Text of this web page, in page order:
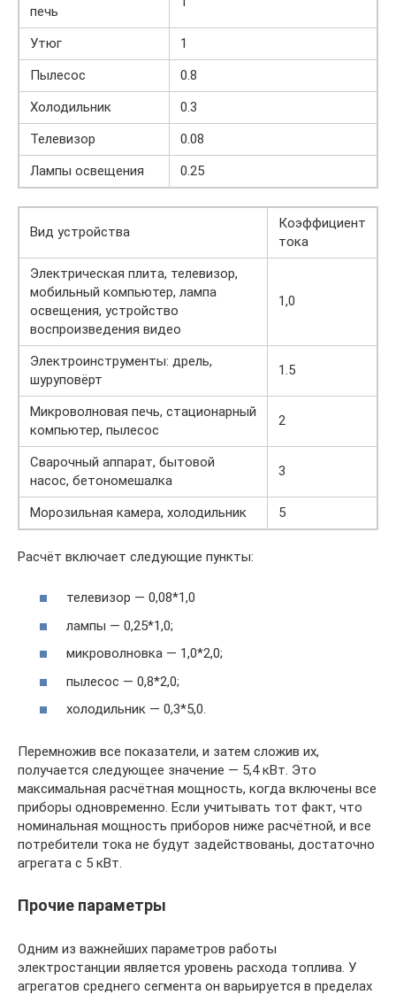
печь
Утюг
1
Пылесос
0.8
Холодильник
0.3
Телевизор
0.08
Лампы освещения
0.25
Вид устройства
Коэффициент
тока
Электрическая плита, телевизор,
мобильный компьютер, лампа
освещения, устройство
воспроизведения видео
1,0
Электроинструменты: дрель,
шуруповёрт
1.5
Микроволновая печь, стационарный
компьютер, пылесос
2
Сварочный аппарат, бытовой
насос, бетономешалка
3
Морозильная камера, холодильник 5
Расчёт включает следующие пункты:
телевизор — 0,08*1,0
лампы — 0,25*1,0;
микроволновка — 1,0*2,0;
пылесос — 0,8*2,0;
холодильник — 0,3*5,0.
Перемножив все показатели, и затем сложив их,
получается следующее значение — 5,4 кВт. Это
максимальная расчётная мощность, когда включены все
приборы одновременно. Если учитывать тот факт, что
номинальная мощность приборов ниже расчётной, и все
потребители тока не будут задействованы, достаточно
агрегата с 5 кВт.
Прочие параметры
Одним из важнейших параметров работы
электростанции является уровень расхода топлива. У
агрегатов среднего сегмента он варьируется в пределах